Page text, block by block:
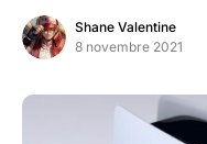
Shane Valentine
8 novembre 2021